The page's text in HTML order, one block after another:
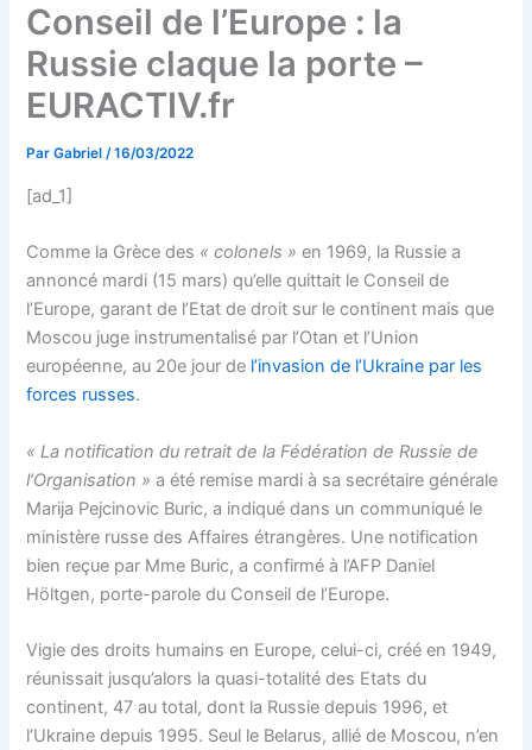
Conseil de l’Europe : la
Russie claque la porte –
EURACTIV.fr
ParGabriel/16/03/2022
[ad_1]
Comme la Grèce des « colonels » en 1969, la Russie a
annoncé mardi (15 mars) qu’elle quittait le Conseil de
l’Europe, garant de l’Etat de droit sur le continent mais que
Moscou juge instrumentalisé par l’Otan et l’Union
européenne, au 20e jour de l’invasion de l’Ukraine par les
forces russes.
« La notification du retrait de la Fédération de Russie de
l’Organisation » a été remise mardi à sa secrétaire générale
Marija Pejcinovic Buric, a indiqué dans un communiqué le
ministère russe des Affaires étrangères. Une notification
bien reçue par Mme Buric, a confirmé à l’AFP Daniel
Höltgen, porte-parole du Conseil de l’Europe.
Vigie des droits humains en Europe, celui-ci, créé en 1949,
réunissait jusqu’alors la quasi-totalité des Etats du
continent, 47 au total, dont la Russie depuis 1996, et
l’Ukraine depuis 1995. Seul le Belarus, allié de Moscou, n’en